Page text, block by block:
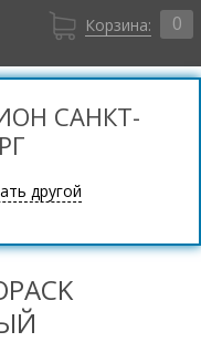
Корзина: 0
Вход
Регистрация
САНКТ-
другой
с вырубной ручкой)
СЕРЫЙ